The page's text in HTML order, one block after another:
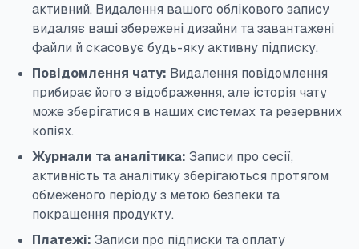
активний. Видалення вашого облікового запису
видаляє ваші збережені дизайни та завантажені
файли й скасовує будь-яку активну підписку.
Повідомлення чату: Видалення повідомлення
прибирає його з відображення, але історія чату
може зберігатися в наших системах та резервних
копіях.
Журнали та аналітика: Записи про сесії,
активність та аналітику зберігаються протягом
обмеженого періоду з метою безпеки та
покращення продукту.
Платежі: Записи про підписки та оплату